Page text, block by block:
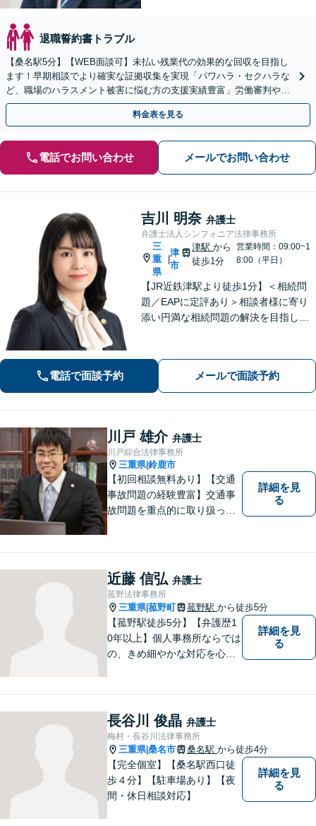
退職誓約書トラブル
【桑名駅5分】【WEB面談可】未払い残業代の効果的な回収を目指し
ます！早期相談でより確実な証拠収集を実現「パワハラ・セクハラな
ど、職場のハラスメント被害に悩む方の支援実績豊富」労働審判や訴
訟を視野に、毅然とした対応で【休日・夜間相談可】
料金表を見る
電話でお問い合わせ メールでお問い合わせ
吉川 明奈 弁護士
弁護士法人シンフォニア法律事務所
三
重
県
|
津
市
津駅から
徒歩1分
営業時間：09:00~1
8:00（平日）
【JR近鉄津駅より徒歩1分】＜相続問
題／EAPに定評あり＞相談者様に寄り
添い円満な相続問題の解決を目指しま
P＞従業員の抱えるお悩みをお伺いし、
改善・解決を目指します
電話で面談予約 メールで面談予約
川戸 雄介 弁護士
川戸綜合法律事務所
三重県|鈴鹿市
【初回相談無料あり】【交通
事故問題の経験豊富】交通事
故問題を重点的に取り扱って
ます。その他の法律問題につ
いても、あなたの身近な相談
役として、あなたの力になり
ます。
詳細を見
る
近藤 信弘 弁護士
菰野法律事務所
三重県|菰野町 菰野駅 から徒歩5分
【菰野駅徒歩5分】【弁護歴1
0年以上】個人事務所ならでは
の、きめ細やかな対応を心が
行います！【完全個室】
詳細を見
る
長谷川 俊晶 弁護士
梅村・長谷川法律事務所
三重県|桑名市 桑名駅 から徒歩4分
【完全個室】【桑名駅西口徒
歩４分】【駐車場あり】【夜
間・休日相談対応】
詳細を見
る